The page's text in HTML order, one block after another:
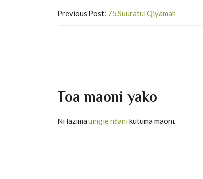
Previous Post: 75.Suuratul Qiyamah
Toa maoni yako
Ni lazima uingie ndani kutuma maoni.